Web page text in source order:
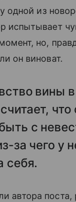
одной из
испытывает
но,
он виноват.
вины
с
за чего у
себя.
автора